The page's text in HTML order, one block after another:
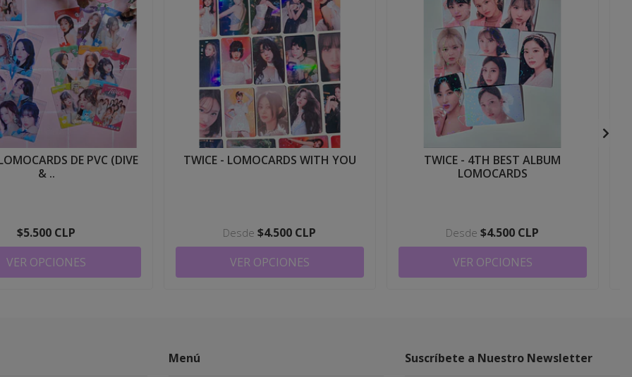
DE PVC (DIVE
& ..
$5.500 CLP
VER OPCIONES
TWICE - LOMOCARDS WITH YOU
Desde$4.500 CLP
VER OPCIONES
TWICE - 4TH BEST ALBUM
LOMOCARDS
Desde$4.500 CLP
VER OPCIONES
Menú Suscríbete a Nuestro Newsletter